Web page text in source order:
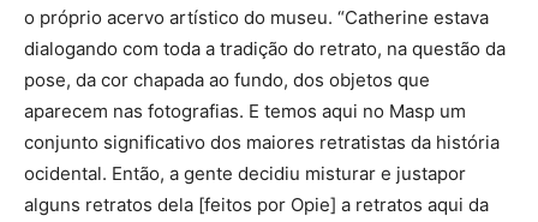
o próprio acervo artístico do museu. “Catherine estava
dialogando com toda a tradição do retrato, na questão da
pose, da cor chapada ao fundo, dos objetos que
aparecem nas fotografias. E temos aqui no Masp um
conjunto significativo dos maiores retratistas da história
ocidental. Então, a gente decidiu misturar e justapor
alguns retratos dela [feitos por Opie] a retratos aqui da